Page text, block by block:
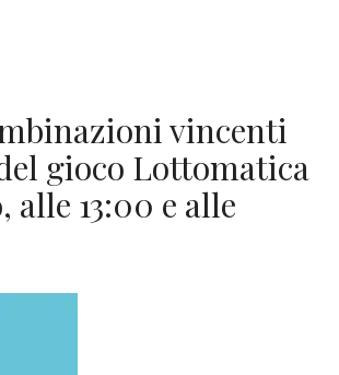
vincenti
gioco Lottomatica
13:00 e alle